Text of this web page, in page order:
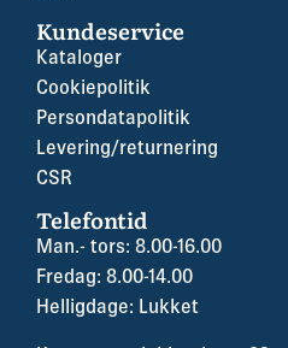
Kundeservice
Kataloger
Cookiepolitik
Persondatapolitik
Levering/returnering
CSR
Telefontid
Man.- tors: 8.00-16.00
Fredag: 8.00-14.00
Helligdage: Lukket